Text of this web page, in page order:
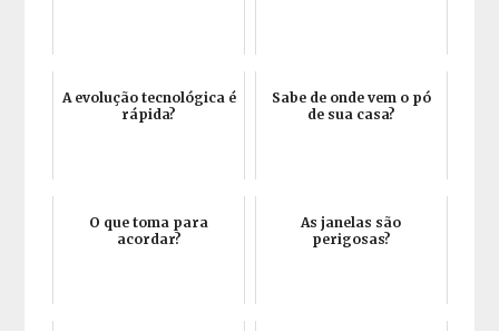
A evolução tecnológica é
rápida?
Sabe de onde vem o pó
de sua casa?
O que toma para
acordar?
As janelas são
perigosas?